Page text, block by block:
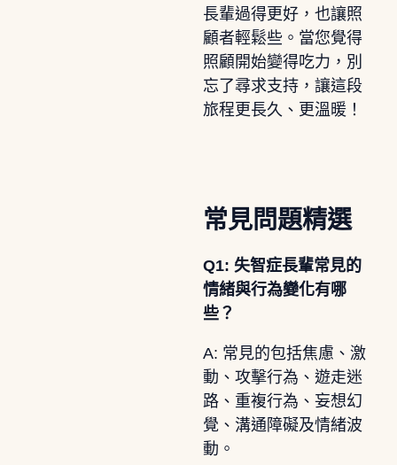
長輩過得更好，也讓照
顧者輕鬆些。當您覺得
照顧開始變得吃力，別
忘了尋求支持，讓這段
旅程更長久、更溫暖！
常見問題精選
Q1: 失智症長輩常見的
情緒與行為變化有哪
些？
A: 常見的包括焦慮、激
動、攻擊行為、遊走迷
路、重複行為、妄想幻
覺、溝通障礙及情緒波
動。